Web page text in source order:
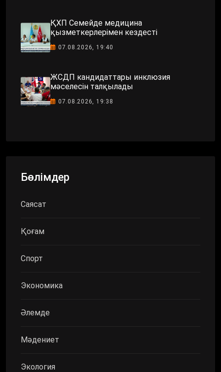
ҚХП Семейде медицина
қызметкерлерімен кездесті
07.08.2026, 19:40
ЖСДП кандидаттары инклюзия
мәселесін талқылады
07.08.2026, 19:38
Бөлімдер
Саясат
Қоғам
Спорт
Экономика
Әлемде
Мәдениет
Экология